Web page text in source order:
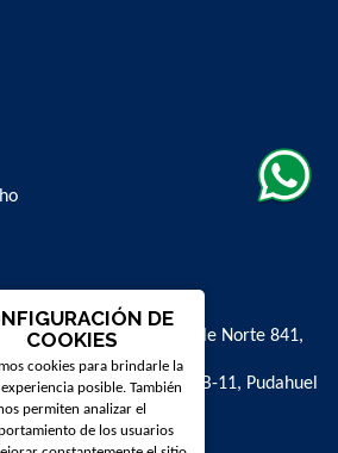
Avenida Valle Norte 841,
La Farfana 500, bodega B-11, Pudahuel
8900
DE
COOKIES
cookies para brindarle la
posible. También
permiten analizar el
de los usuarios